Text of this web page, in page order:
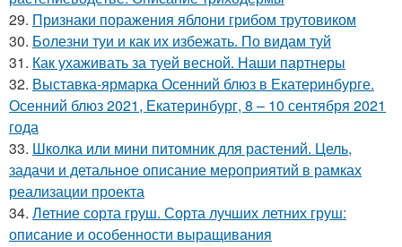
29. Признаки поражения яблони грибом трутовиком
30. Болезни туи и как их избежать. По видам туй
31. Как ухаживать за туей весной. Наши партнеры
32. Выставка-ярмарка Осенний блюз в Екатеринбурге.
Осенний блюз 2021, Екатеринбург, 8 – 10 сентября 2021
года
33. Школка или мини питомник для растений. Цель,
задачи и детальное описание мероприятий в рамках
реализации проекта
34. Летние сорта груш. Сорта лучших летних груш:
описание и особенности выращивания